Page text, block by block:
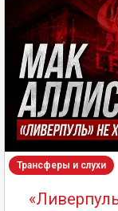
Трансферы и слухи